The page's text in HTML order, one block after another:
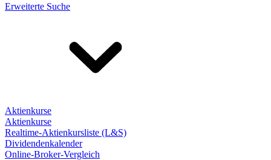
Erweiterte Suche
Aktienkurse
Aktienkurse
Realtime-Aktienkursliste (L&S)
Dividendenkalender
Online-Broker-Vergleich